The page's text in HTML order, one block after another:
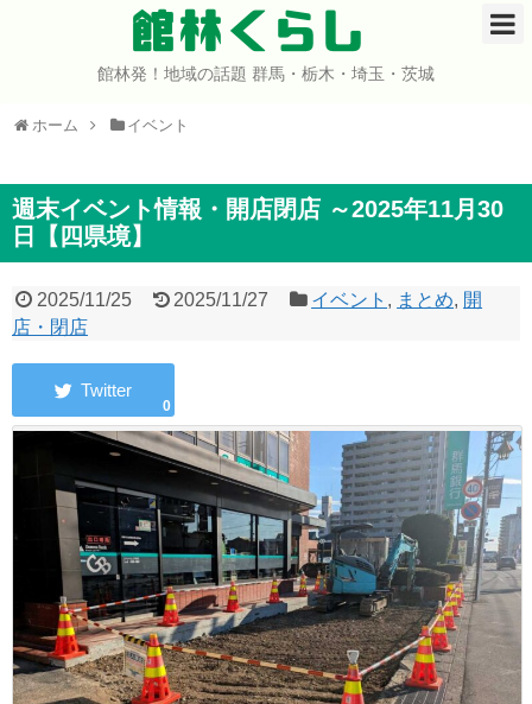
館林くらし
館林発！地域の話題 群馬・栃木・埼玉・茨城
ホーム イベント
週末イベント情報・開店閉店 ～2025年11月30
日【四県境】
2025/11/25 2025/11/27 イベント , まとめ, 開
店・閉店
0
ホーム
イベント
グルメ
ショップ
まとめ
コミュニティ
宇宙よりも遠い場所